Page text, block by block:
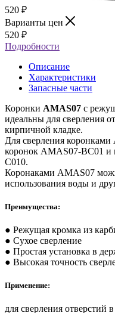
520 ₽
Варианты цен
520 ₽
Подробности
Описание
Характеристики
Запасные части
Коронки AMAS07 с
идеальны для сверления
кирпичной кладке.
Для сверления
коронок AMAS07-BC01
C010.
Коронаками AMAS07
использования воды и
Преимущества:
● Режущая кромка из
● Сухое сверление
● Простая установка в
● Высокая точность
Применение:
для сверления отверстий